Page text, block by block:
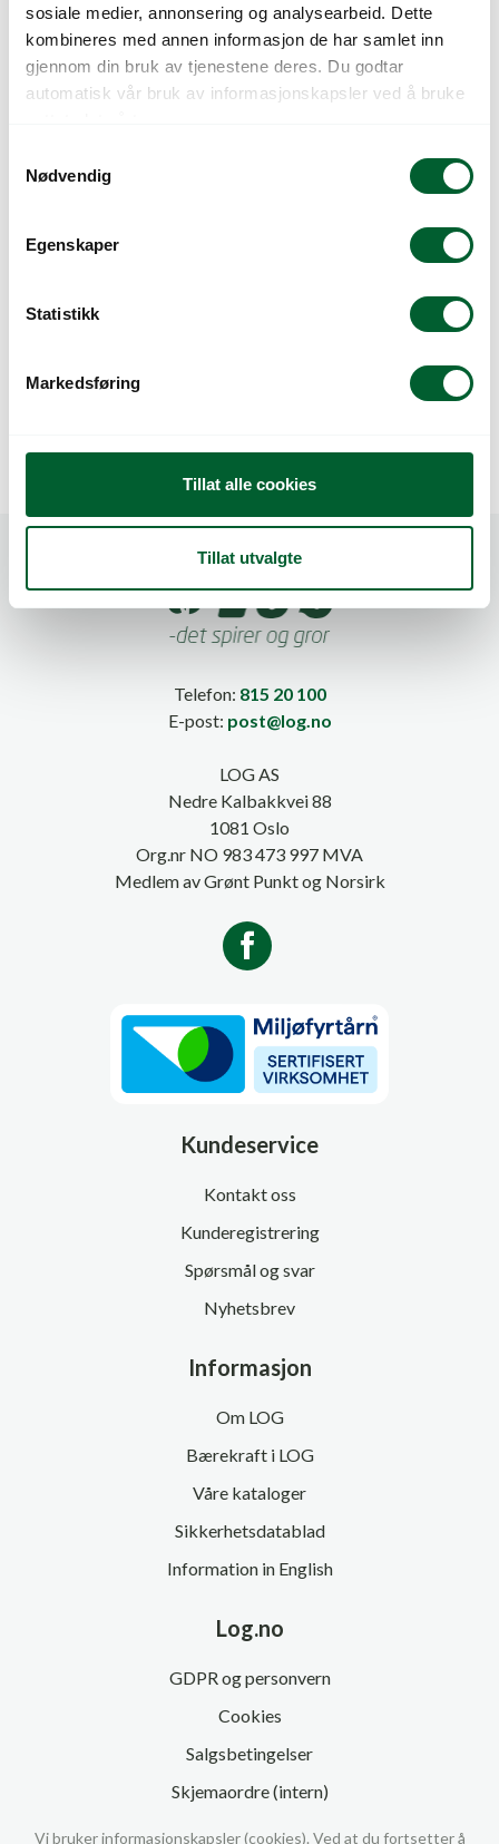
sosiale medier, annonsering og analysearbeid. Dette
kombineres med annen informasjon de har samlet inn
gjennom din bruk av tjenestene deres. Du godtar
automatisk vår bruk av informasjonskapsler ved å bruke
Nødvendig
Egenskaper
Statistikk
Markedsføring
Tillat alle cookies
Tillat utvalgte
TERRATECK
HØSTEPOSE SIDE
TERRATECK
HØSTESAKS
HANN 1/2″
HURTIGKOBLING
Telefon: 815 20 100
E-post: post@log.no
LOG AS
Nedre Kalbakkvei 88
1081 Oslo
Org.nr NO 983 473 997 MVA
Medlem av Grønt Punkt og Norsirk
Kundeservice
Kontakt oss
Kunderegistrering
Spørsmål og svar
Nyhetsbrev
Informasjon
Om LOG
Bærekraft i LOG
Våre kataloger
Sikkerhetsdatablad
Information in English
Log.no
GDPR og personvern
Cookies
Salgsbetingelser
Skjemaordre (intern)
Vi bruker informasjonskapsler (cookies). Ved at du fortsetter å